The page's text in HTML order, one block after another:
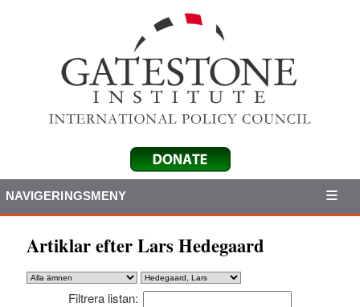
NAVIGERINGSMENY
Artiklar efter Lars Hedegaard
Filtrera listan: